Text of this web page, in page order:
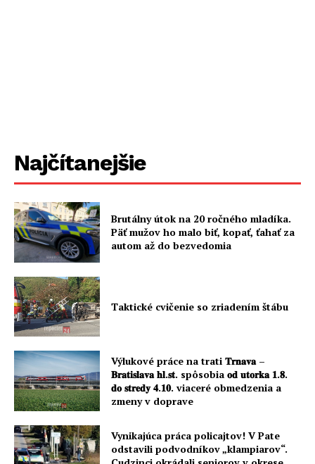
Najčítanejšie
Brutálny útok na 20 ročného mladíka.
Päť mužov ho malo biť, kopať, ťahať za
autom až do bezvedomia
Taktické cvičenie so zriadením štábu
Výlukové práce na trati 𝐓𝐫𝐧𝐚𝐯𝐚 –
𝐁𝐫𝐚𝐭𝐢𝐬𝐥𝐚𝐯𝐚 𝐡𝐥.𝐬𝐭. spôsobia 𝐨𝐝 𝐮𝐭𝐨𝐫𝐤𝐚 𝟏.𝟖.
𝐝𝐨 𝐬𝐭𝐫𝐞𝐝𝐲 𝟒.𝟏𝟎. viaceré obmedzenia a
zmeny v doprave
Vynikajúca práca policajtov! V Pate
odstavili podvodníkov „klampiarov“.